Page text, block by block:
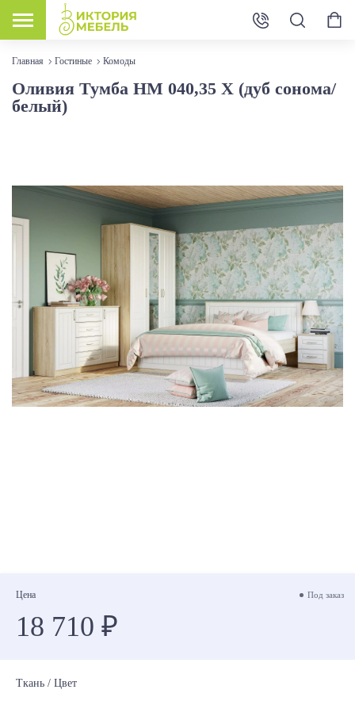
Главная Гостиные Комоды
Оливия Тумба НМ 040,35 Х (дуб сонома/
белый)
Цена Под заказ
18 710 ₽
Ткань / Цвет